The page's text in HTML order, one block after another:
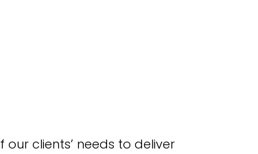
clients’ needs to deliver